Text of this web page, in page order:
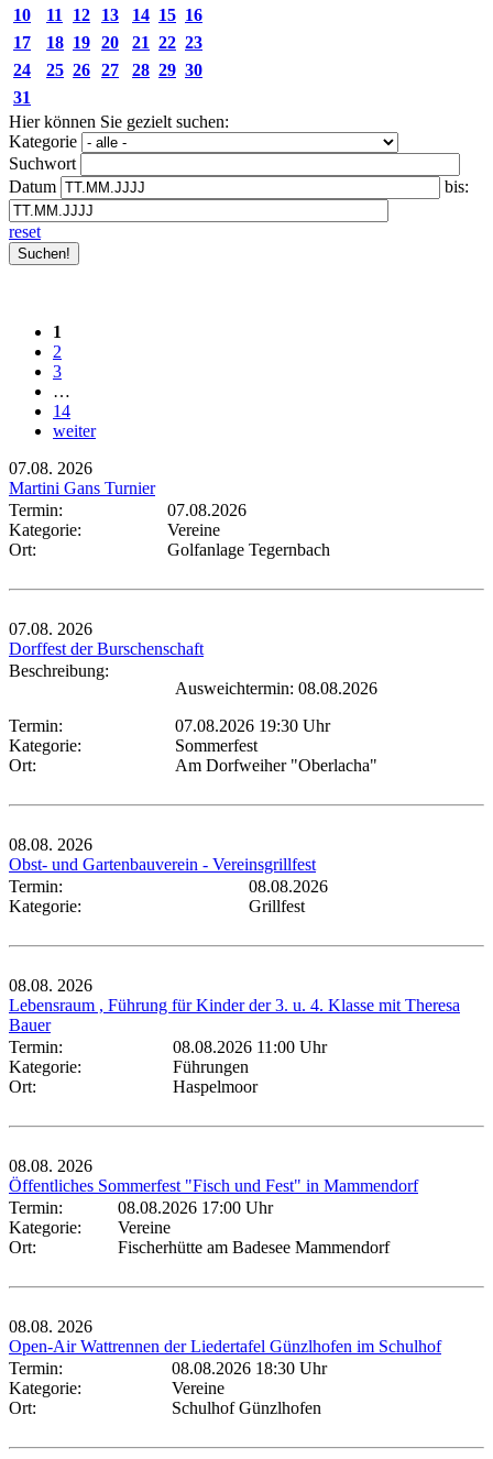
10
11 12 13 14 15 16
17
18 19 20 21 22 23
24
25 26 27 28 29 30
31
Hier können Sie gezielt suchen:
Kategorie
Suchwort
Datum
bis:
reset
1
2
3
…
14
weiter
07.08. 2026
Martini Gans Turnier
Termin:
07.08.2026
Kategorie:
Vereine
Ort:
Golfanlage Tegernbach
07.08. 2026
Dorffest der Burschenschaft
Beschreibung:
Ausweichtermin: 08.08.2026
Termin:
07.08.2026 19:30 Uhr
Kategorie:
Sommerfest
Ort:
Am Dorfweiher "Oberlacha"
08.08. 2026
Obst- und Gartenbauverein - Vereinsgrillfest
Termin:
08.08.2026
Kategorie:
Grillfest
08.08. 2026
Lebensraum , Führung für Kinder der 3. u. 4. Klasse mit Theresa
Bauer
Termin:
08.08.2026 11:00 Uhr
Kategorie:
Führungen
Ort:
Haspelmoor
08.08. 2026
Öffentliches Sommerfest "Fisch und Fest" in Mammendorf
Termin:
08.08.2026 17:00 Uhr
Kategorie:
Vereine
Ort:
Fischerhütte am Badesee Mammendorf
08.08. 2026
Open-Air Wattrennen der Liedertafel Günzlhofen im Schulhof
Termin:
08.08.2026 18:30 Uhr
Kategorie:
Vereine
Ort:
Schulhof Günzlhofen